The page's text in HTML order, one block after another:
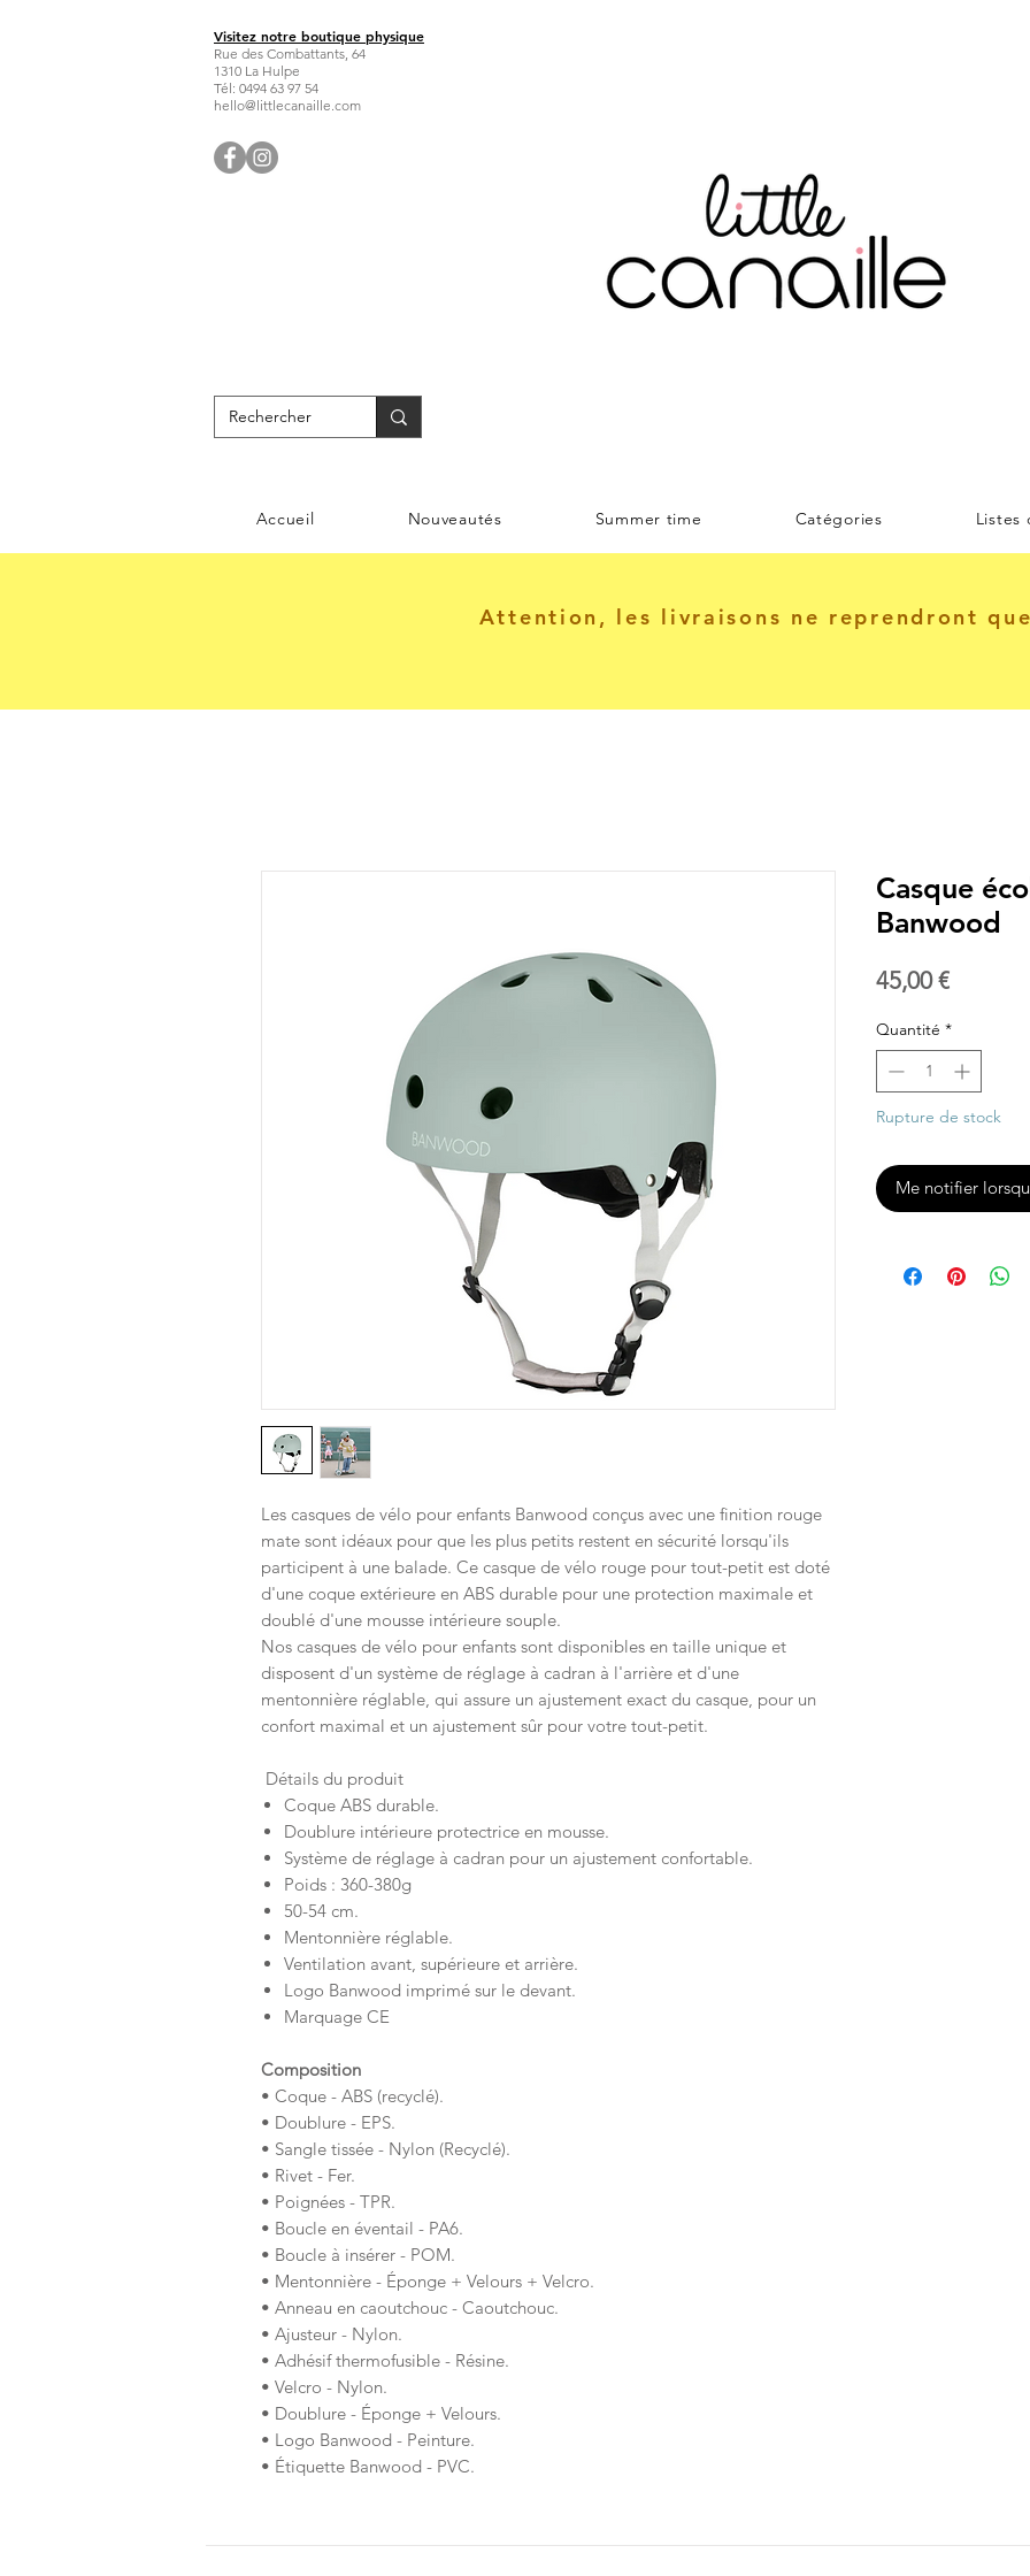
Visitez notre boutique physique
Rue des Combattants, 64
1310 La Hulpe
Tél: 0494 63 97 54
hello@littlecanaille.com
Accueil Nouveautés Summer time Catégories Listes
Attention, les livraisons ne reprendront
Les casques de vélo pour enfants Banwood conçus avec une finition rouge
mate sont idéaux pour que les plus petits restent en sécurité lorsqu'ils
participent à une balade. Ce casque de vélo rouge pour tout-petit est doté
d'une coque extérieure en ABS durable pour une protection maximale et
doublé d'une mousse intérieure souple.
Nos casques de vélo pour enfants sont disponibles en taille unique et
disposent d'un système de réglage à cadran à l'arrière et d'une
mentonnière réglable, qui assure un ajustement exact du casque, pour un
confort maximal et un ajustement sûr pour votre tout-petit.
Détails du produit
Coque ABS durable.
Doublure intérieure protectrice en mousse.
Système de réglage à cadran pour un ajustement confortable.
Poids : 360-380g
50-54 cm.
Mentonnière réglable.
Ventilation avant, supérieure et arrière.
Logo Banwood imprimé sur le devant.
Marquage CE
Composition
• Coque - ABS (recyclé).
• Doublure - EPS.
• Sangle tissée - Nylon (Recyclé).
• Rivet - Fer.
• Poignées - TPR.
• Boucle en éventail - PA6.
• Boucle à insérer - POM.
• Mentonnière - Éponge + Velours + Velcro.
• Anneau en caoutchouc - Caoutchouc.
• Ajusteur - Nylon.
• Adhésif thermofusible - Résine.
• Velcro - Nylon.
• Doublure - Éponge + Velours.
• Logo Banwood - Peinture.
• Étiquette Banwood - PVC.
Casque
Banwood
45,00 €Prix
Quantité *
Rupture de stock
Me notifier